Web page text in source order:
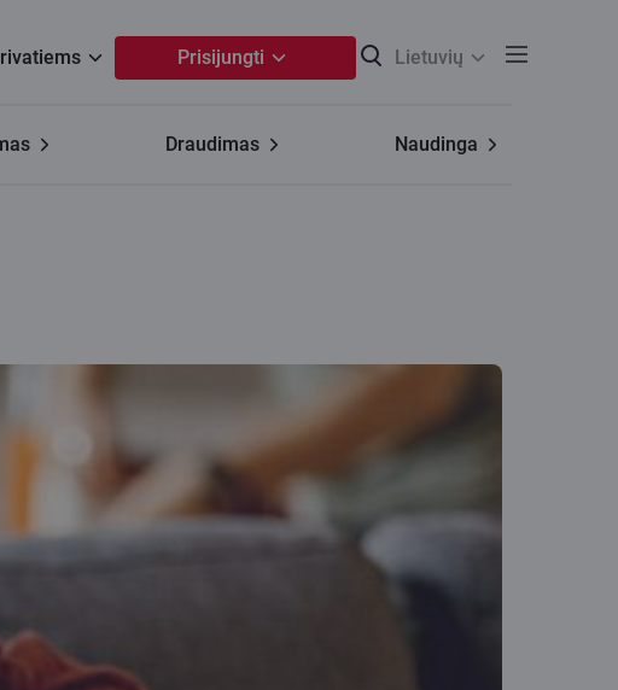
Prisijungti Lietuvių
Draudimas Naudinga